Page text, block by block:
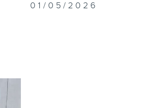
01/05/2026